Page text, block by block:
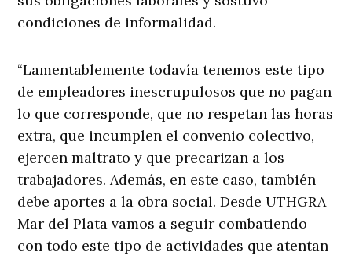
condiciones de informalidad.
“Lamentablemente todavía tenemos este tipo
de empleadores inescrupulosos que no pagan
lo que corresponde, que no respetan las horas
extra, que incumplen el convenio colectivo,
ejercen maltrato y que precarizan a los
trabajadores. Además, en este caso, también
debe aportes a la obra social. Desde UTHGRA
Mar del Plata vamos a seguir combatiendo
con todo este tipo de actividades que atentan